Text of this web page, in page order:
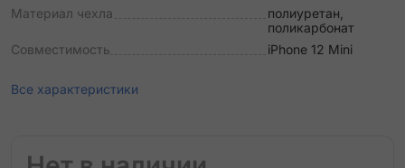
Материал чехла
полиуретан,
поликарбонат
Совместимость
iPhone 12 Mini
Все характеристики